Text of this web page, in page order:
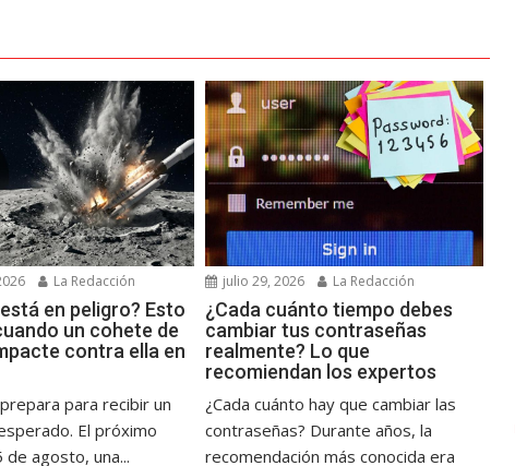
La Redacción
en peligro? Esto
un cohete de
contra ella en
para recibir un
El próximo
agosto, una...
julio 29, 2026 La Redacción
¿Cada cuánto tiempo debes
cambiar tus contraseñas
realmente? Lo que
recomiendan los expertos
¿Cada cuánto hay que cambiar las
contraseñas? Durante años, la
recomendación más conocida era